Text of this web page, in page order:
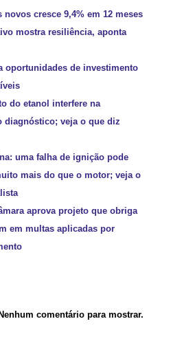
novos cresce 9,4% em 12 meses
mostra resiliência, aponta
oportunidades de investimento
do etanol interfere na
diagnóstico; veja o que diz
uma falha de ignição pode
mais do que o motor; veja o
aprova projeto que obriga
em multas aplicadas por
Nenhum comentário para mostrar.